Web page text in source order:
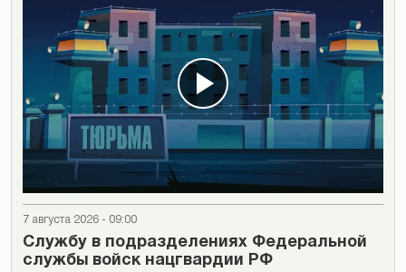
7 августа 2026 - 09:00
Cлужбу в подразделениях Федеральной
службы войск нацгвардии РФ